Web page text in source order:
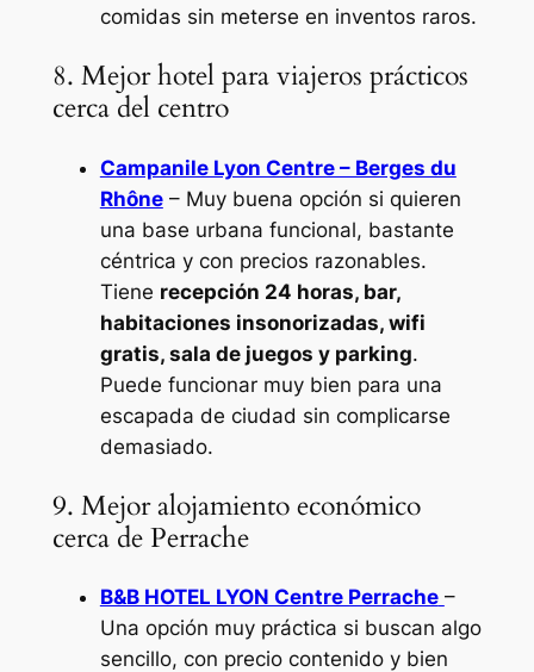
comidas sin meterse en inventos raros.
8. Mejor hotel para viajeros prácticos
cerca del centro
Campanile Lyon Centre – Berges du
Rhône– Muy buena opción si quieren
una base urbana funcional, bastante
céntrica y con precios razonables.
Tiene recepción 24 horas, bar,
habitaciones insonorizadas, wifi
gratis, sala de juegos y parking.
Puede funcionar muy bien para una
escapada de ciudad sin complicarse
demasiado.
9. Mejor alojamiento económico
cerca de Perrache
B&B HOTEL LYON Centre Perrache –
Una opción muy práctica si buscan algo
sencillo, con precio contenido y bien